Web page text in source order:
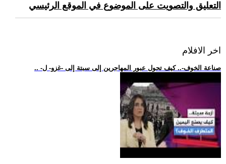
التعليق والتصويت على الموضوع في الموقع الرئيسي
اخر الافلام
.. -صناعة الخوف-.. كيف تحول عبور المهاجرين إلى سبتة إلى -غزو- ل